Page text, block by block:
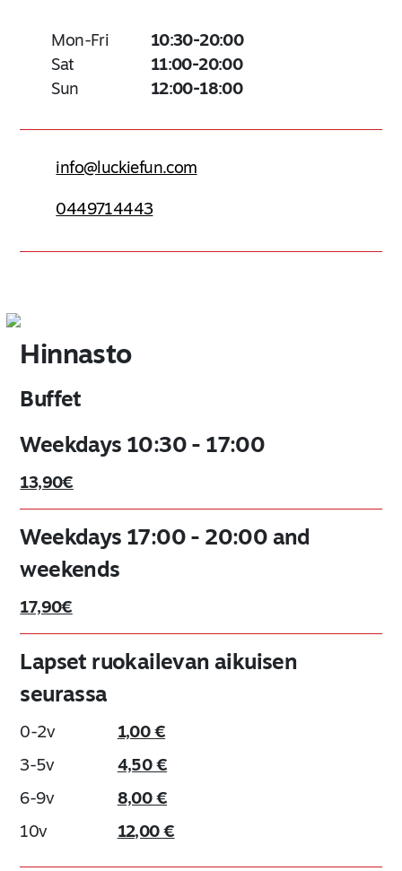
Mon-Fri
10:30-20:00
Sat
11:00-20:00
Sun
12:00-18:00
info@luckiefun.com
0449714443
Hinnasto
Buffet
Weekdays 10:30 - 17:00
13,90€
Weekdays 17:00 - 20:00 and
weekends
17,90€
Lapset ruokailevan aikuisen
seurassa
0-2v
1,00 €
3-5v
4,50 €
6-9v
8,00 €
10v
12,00 €